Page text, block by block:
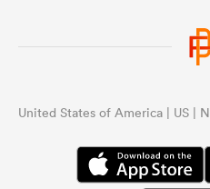
United States of America | US |